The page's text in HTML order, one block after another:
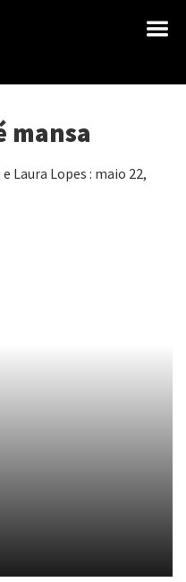
mansa
Laura Lopes : maio 22,